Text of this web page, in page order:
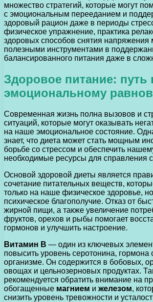
множество стратегий, которые могут
с эмоциональным перееданием и
здоровый рацион даже в периоды
физическое упражнение, практика
здоровых способов снятия напряжения
полезными инструментами в
балансированного питания даже в
Здоровое питание: путь
эмоциональному
Современная жизнь полна вызовов и
ситуаций, которые могут оказывать
на наше эмоциональное состояние.
знает, что диета может стать мощным
борьбе со стрессом и обеспечить
необходимые ресурсы для справления
Основой здоровой диеты является
сочетание питательных веществ,
только на наше физическое здоровье,
психическое благополучие. Отказ от
жирной пищи, а также увеличение
фруктов, орехов и рыбы помогает
гормонов и улучшить настроение.
Витамин В — один из ключевых
повысить уровень серотонина, гормона
организме. Он содержится в бобовых,
овощах и цельнозерновых продуктах.
рекомендуется обратить внимание на
обогащенные магнием и железом,
снизить уровень тревожности и